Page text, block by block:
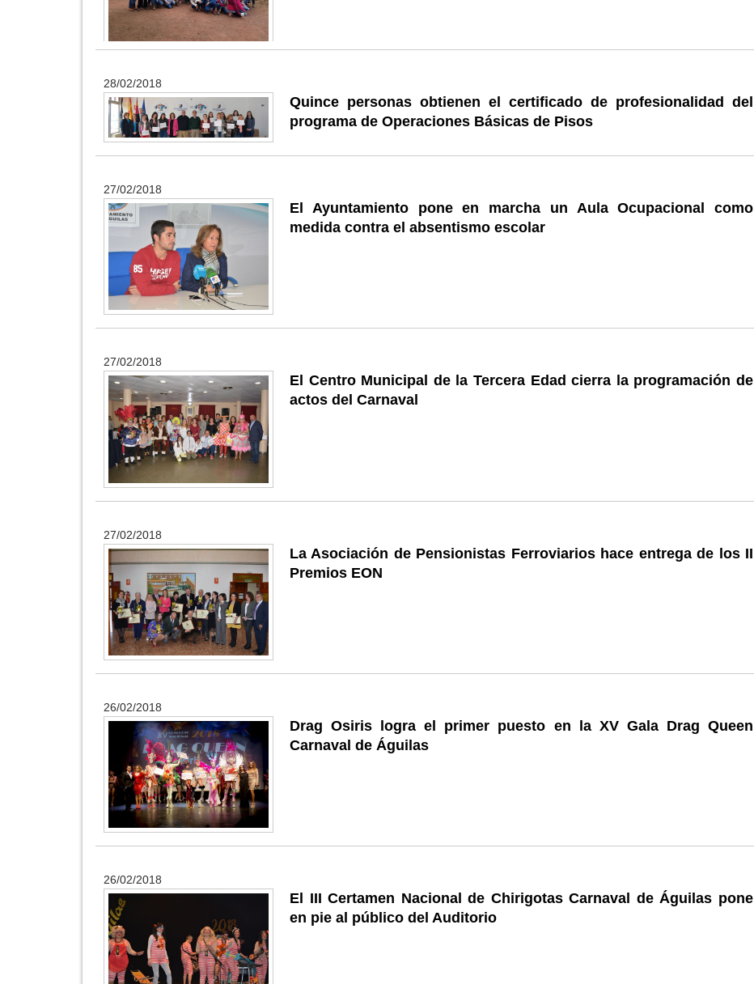
28/02/2018
Quince personas obtienen el certificado de profesionalidad del
programa de Operaciones Básicas de Pisos
27/02/2018
El Ayuntamiento pone en marcha un Aula Ocupacional como
medida contra el absentismo escolar
27/02/2018
El Centro Municipal de la Tercera Edad cierra la programación de
actos del Carnaval
27/02/2018
La Asociación de Pensionistas Ferroviarios hace entrega de los II
Premios EON
26/02/2018
Drag Osiris logra el primer puesto en la XV Gala Drag Queen
Carnaval de Águilas
26/02/2018
El III Certamen Nacional de Chirigotas Carnaval de Águilas pone
en pie al público del Auditorio